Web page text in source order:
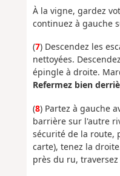
À la vigne, gardez
continuez à gauche
(7) Descendez les
nettoyées.
épingle à droite.
Refermez bien
(8) Partez à gauche
barrière sur l'autre
sécurité de la route,
carte), tenez la
près du ru,